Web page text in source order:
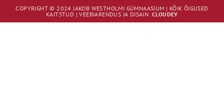
COPYRIGHT © 2024 JAKOB WESTHOLMI GÜMNAASIUM | KÕIK ÕIGUSED
KAITSTUD | VEEBIARENDUS JA DISAIN:CLOUDEY